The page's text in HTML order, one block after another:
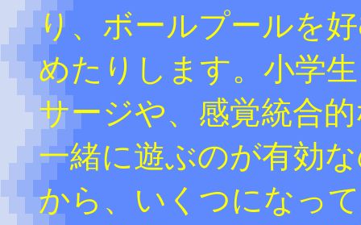
り、ボールプールを
めたりします。小学
サージや、感覚統合
一緒に遊ぶのが有効
から、いくつになっ